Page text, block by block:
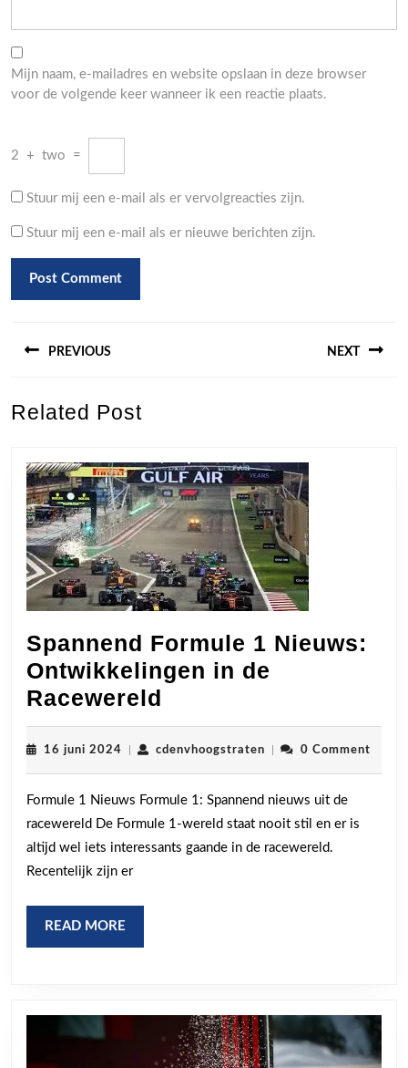
Mijn naam, e-mailadres en website opslaan in deze browser
voor de volgende keer wanneer ik een reactie plaats.
2 + two =
Stuur mij een e-mail als er vervolgreacties zijn.
Stuur mij een e-mail als er nieuwe berichten zijn.
PREVIOUS
post:
NEXT
Related Post
Spannend Formule 1 Nieuws:
Ontwikkelingen in de
Racewereld
Formule
1
Nieuws:
Ontwikkelingen
in
de
16 juni 2024 16
cdenvhoogstratencdenvhoogstraten
0 Comment
Formule 1 Nieuws Formule 1: Spannend nieuws uit de
racewereld De Formule 1-wereld staat nooit stil en er is
altijd wel iets interessants gaande in de racewereld.
Recentelijk zijn er
READ MORE
MORE